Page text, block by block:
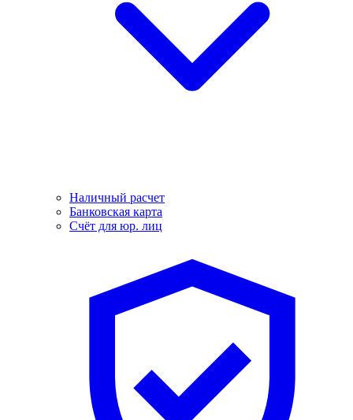
Наличный расчет
Банковская карта
Счёт для юр. лиц